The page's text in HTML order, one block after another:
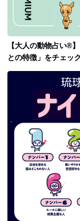
【大人の動物占い®
との特徴」をチェック